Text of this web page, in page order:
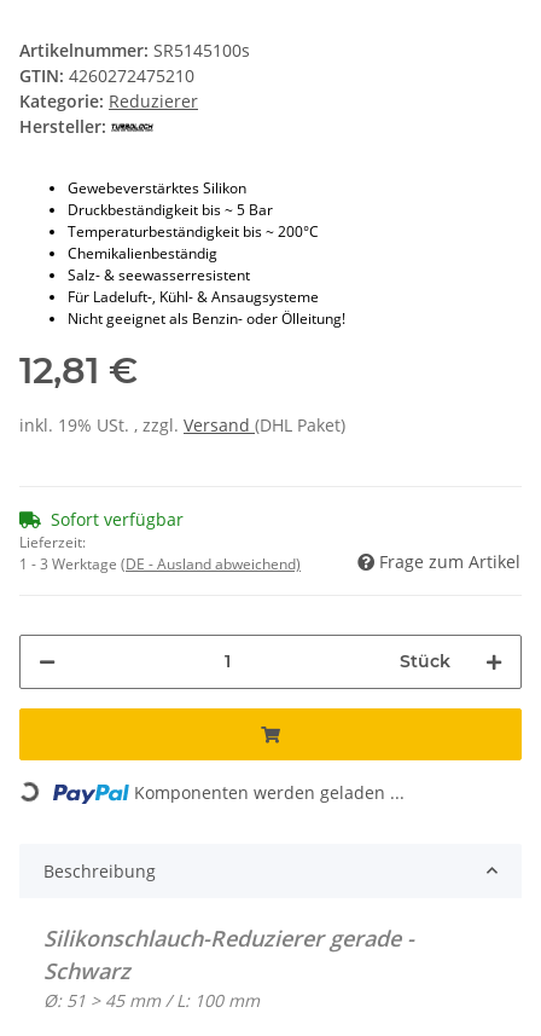
Artikelnummer: SR5145100s
GTIN: 4260272475210
Kategorie: Reduzierer
Hersteller:
Gewebeverstärktes Silikon
Druckbeständigkeit bis ~ 5 Bar
Temperaturbeständigkeit bis ~ 200°C
Chemikalienbeständig
Salz- & seewasserresistent
Für Ladeluft-, Kühl- & Ansaugsysteme
Nicht geeignet als Benzin- oder Ölleitung!
12,81 €
inkl. 19% USt. , zzgl. Versand (DHL Paket)
Sofort verfügbar
Lieferzeit:
1 - 3 Werktage (DE - Ausland abweichend) Frage zum Artikel
Stück
Loading... Komponenten werden geladen ...
Beschreibung
Silikonschlauch-Reduzierer gerade -
Schwarz
Ø: 51 > 45 mm / L: 100 mm